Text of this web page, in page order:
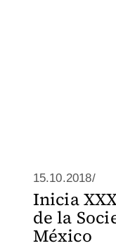
15.10.2018/
Inicia
de la
México